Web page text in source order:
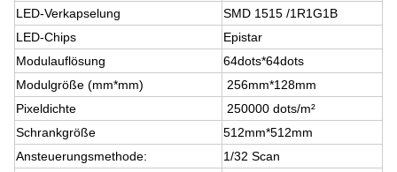
LED-Verkapselung
SMD 1515 /1R1G1B
LED-Chips
Epistar
Modulauflösung
64dots*64dots
Modulgröße (mm*mm)
256mm*128mm
Pixeldichte
250000 dots/m²
Schrankgröße
512mm*512mm
Ansteuerungsmethode:
1/32 Scan